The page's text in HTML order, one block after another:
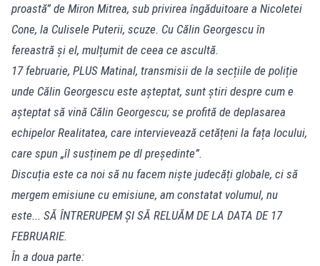
proastă” de Miron Mitrea, sub privirea îngăduitoare a Nicoletei
Cone, la Culisele Puterii, scuze. Cu Călin Georgescu în
fereastră și el, mulțumit de ceea ce ascultă.
17 februarie, PLUS Matinal, transmisii de la secțiile de poliție
unde Călin Georgescu este așteptat, sunt știri despre cum e
așteptat să vină Călin Georgescu; se profită de deplasarea
echipelor Realitatea, care intervievează cetățeni la fața locului,
care spun „îl susținem pe dl președinte”.
Discuția este ca noi să nu facem niște judecăți globale, ci să
mergem emisiune cu emisiune, am constatat volumul, nu
este... SĂ ÎNTRERUPEM ȘI SĂ RELUĂM DE LA DATA DE 17
FEBRUARIE.
În a doua parte: